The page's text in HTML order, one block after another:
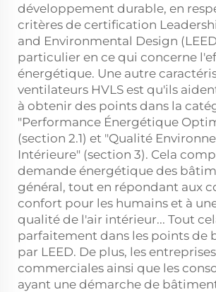
développement durable, en
critères de certification
and Environmental Design
particulier en ce qui concerne
énergétique. Une autre
ventilateurs HVLS est qu'ils
à obtenir des points dans la
"Performance Énergétique
(section 2.1) et "Qualité
Intérieure" (section 3). Cela
demande énergétique des
général, tout en répondant aux
confort pour les humains et à
qualité de l'air intérieur... Tout
parfaitement dans les points de
par LEED. De plus, les entreprises
commerciales ainsi que les
ayant une démarche de